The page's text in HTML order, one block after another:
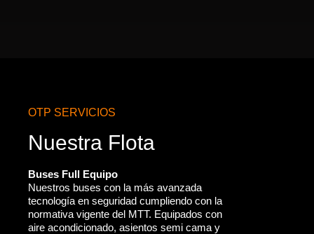
OTP SERVICIOS
Nuestra Flota
Buses Full Equipo
Nuestros buses con la más avanzada
tecnología en seguridad cumpliendo con la
normativa vigente del MTT. Equipados con
aire acondicionado, asientos semi cama y